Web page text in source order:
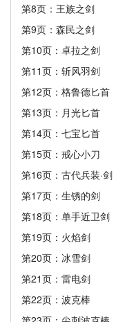
第8页：王族之剑
第9页：森民之剑
第10页：卓拉之剑
第11页：斩风羽剑
第12页：格鲁德匕首
第13页：月光匕首
第14页：七宝匕首
第15页：戒心小刀
第16页：古代兵装·剑
第17页：生锈的剑
第18页：单手近卫剑
第19页：火焰剑
第20页：冰雪剑
第21页：雷电剑
第22页：波克棒